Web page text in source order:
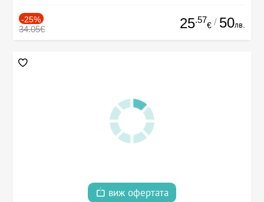
-25%
34.05€ 25.57
€ / 50лв.
виж офертата